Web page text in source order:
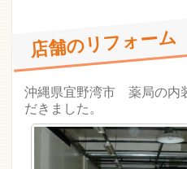
店舗のリフォーム
沖縄県宜野湾市 薬局の内
だきました。